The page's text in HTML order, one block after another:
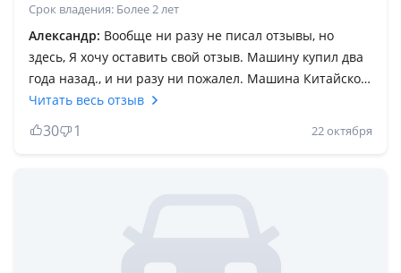
Срок владения: Более 2 лет
Александр: Вообще ни разу не писал отзывы, но
здесь, Я хочу оставить свой отзыв. Машину купил два
года назад., и ни разу ни пожалел. Машина Китайской
сборки намного комфортнее чем наша дилерская,
плюс намного дешевле, а комплектация намного
богаче. За всё этого времени по машине вообще
вперёд. Бензин расход радует 7 литров по городу с
Читать весь отзыв
30 1 22 октября